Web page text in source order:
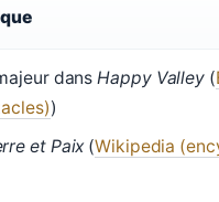
dans Happy Valley (
)
et Paix(Wikipedia